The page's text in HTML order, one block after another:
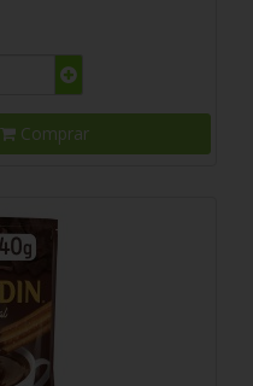
Comprar